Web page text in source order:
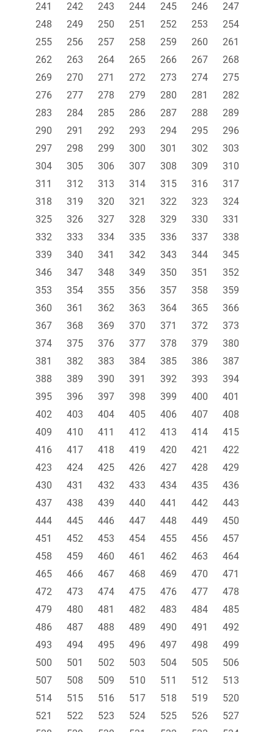
241
242 243 244 245 246
247
248
249 250 251 252 253
254
255
256 257 258 259 260
261
262
263 264 265 266 267
268
269
270 271 272 273 274
275
276
277 278 279 280 281
282
283
284 285 286 287 288
289
290
291 292 293 294 295
296
297
298 299 300 301 302
303
304
305 306 307 308 309
310
311
312 313 314 315 316
317
318
319 320 321 322 323
324
325
326 327 328 329 330
331
332
333 334 335 336 337
338
339
340 341 342 343 344
345
346
347 348 349 350 351
352
353
354 355 356 357 358
359
360
361 362 363 364 365
366
367
368 369 370 371 372
373
374
375 376 377 378 379
380
381
382 383 384 385 386
387
388
389 390 391 392 393
394
395
396 397 398 399 400
401
402
403 404 405 406 407
408
409
410 411 412 413 414
415
416
417 418 419 420 421
422
423
424 425 426 427 428
429
430
431 432 433 434 435
436
437
438 439 440 441 442
443
444
445 446 447 448 449
450
451
452 453 454 455 456
457
458
459 460 461 462 463
464
465
466 467 468 469 470
471
472
473 474 475 476 477
478
479
480 481 482 483 484
485
486
487 488 489 490 491
492
493
494 495 496 497 498
499
500
501 502 503 504 505
506
507
508 509 510 511 512
513
514
515 516 517 518 519
520
521
522 523 524 525 526
527